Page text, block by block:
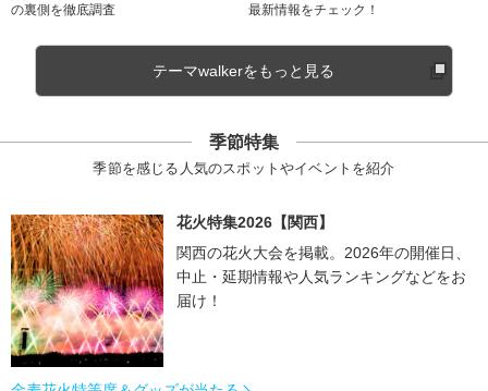
の裏側を徹底調査
最新情報をチェック！
テーマwalkerをもっと見る
季節特集
季節を感じる人気のスポットやイベントを紹介
花火特集2026【関西】
関西の花火大会を掲載。2026年の開催日、
中止・延期情報や人気ランキングなどをお
届け！